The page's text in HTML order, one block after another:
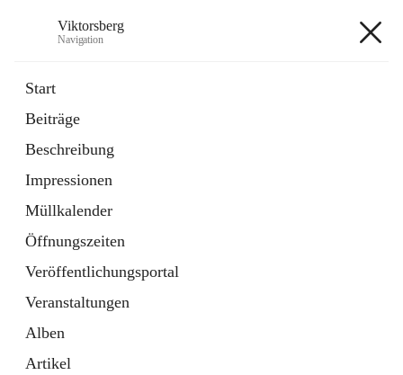
Viktorsberg
Navigation
Start
Beiträge
Beschreibung
Impressionen
Müllkalender
Öffnungszeiten
Veröffentlichungsportal
Veranstaltungen
Alben
Artikel
1 Schnellzugriff
Bürgerservice
10 Schnellzugriffe